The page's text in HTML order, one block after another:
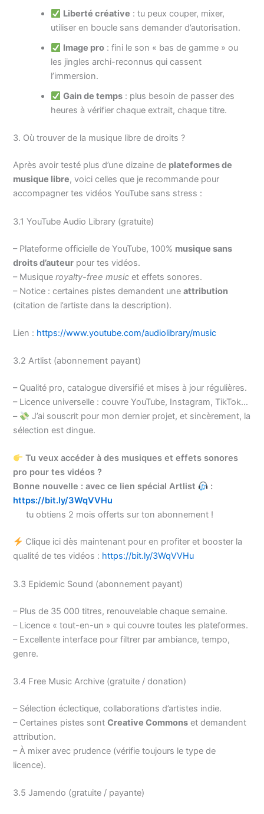
Liberté créative : tu peux couper, mixer,
utiliser en boucle sans demander d’autorisation.
Image pro: fini le son « bas de gamme » ou
les jingles archi-reconnus qui cassent
l’immersion.
Gain de temps: plus besoin de passer des
heures à vérifier chaque extrait, chaque titre.
3. Où trouver de la musique libre de droits ?
Après avoir testé plus d’une dizaine de plateformes de
musique libre, voici celles que je recommande pour
accompagner tes vidéos YouTube sans stress :
3.1 YouTube Audio Library (gratuite)
– Plateforme officielle de YouTube, 100% musique sans
droits d’auteur pour tes vidéos.
– Musiqueroyalty-free music et effets sonores.
– Notice : certaines pistes demandent uneattribution
(citation de l’artiste dans la description).
Lien : https://www.youtube.com/audiolibrary/music
3.2 Artlist (abonnement payant)
– Qualité pro, catalogue diversifié et mises à jour régulières.
– Licence universelle : couvre YouTube, Instagram, TikTok…
–
J’ai souscrit pour mon dernier projet, et sincèrement, la
sélection est dingue.
Tu veux accéder à des musiques et effets sonores
pro pour tes vidéos ?
Bonne nouvelle : avec ce lien spécial Artlist
:
https://bit.ly/3WqVVHu
tu obtiens 2 mois offerts sur ton abonnement !
Clique ici dès maintenant pour en profiter et booster la
qualité de tes vidéos : https://bit.ly/3WqVVHu
3.3 Epidemic Sound (abonnement payant)
– Plus de 35 000 titres, renouvelable chaque semaine.
– Licence « tout-en-un » qui couvre toutes les plateformes.
– Excellente interface pour filtrer par ambiance, tempo,
genre.
3.4 Free Music Archive (gratuite / donation)
– Sélection éclectique, collaborations d’artistes indie.
– Certaines pistes sontCreative Commons et demandent
attribution.
– À mixer avec prudence (vérifie toujours le type de
licence).
3.5 Jamendo (gratuite / payante)